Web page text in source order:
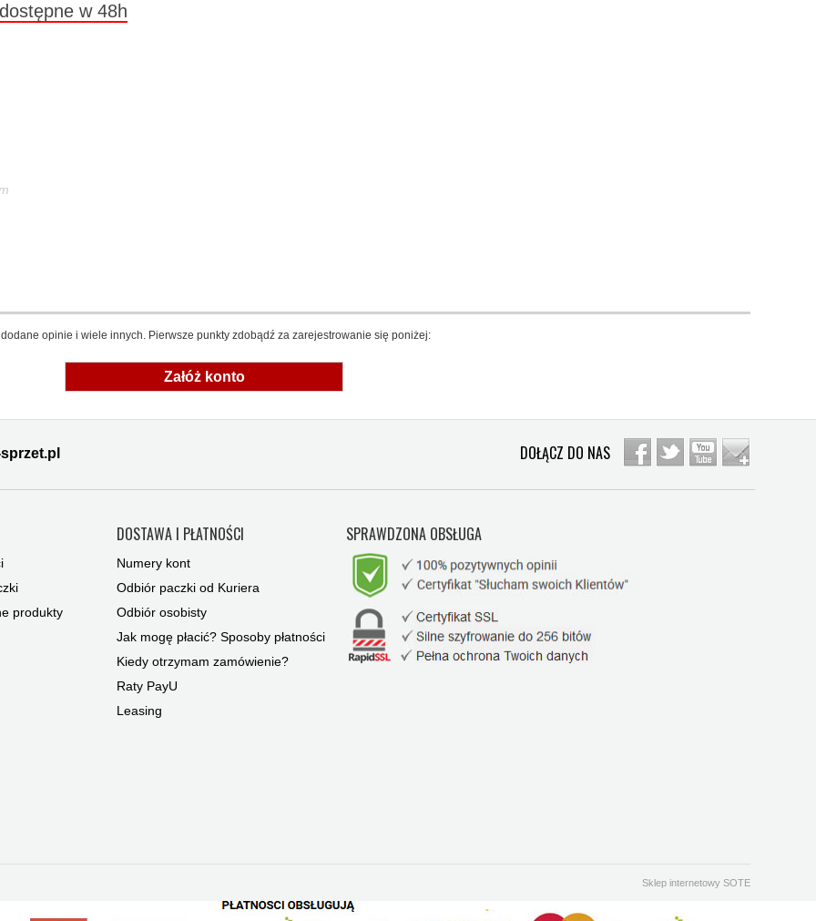
w 48h
opinie i wiele innych. Pierwsze punkty zdobądź za zarejestrowanie się poniżej:
Załóż konto
DOŁĄCZ DO NAS
produkty
DOSTAWA I PŁATNOŚCI
Numery kont
Odbiór paczki od Kuriera
Odbiór osobisty
Jak mogę płacić? Sposoby płatności
Kiedy otrzymam zamówienie?
Raty PayU
Leasing
SPRAWDZONA OBSŁUGA
Sklep internetowy SOTE